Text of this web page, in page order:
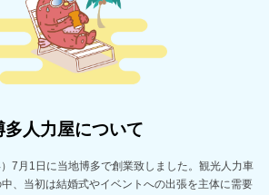
多人力屋について
7月1日に当地博多で創業致しました。観光人力車
、当初は結婚式やイベントへの出張を主体に需要